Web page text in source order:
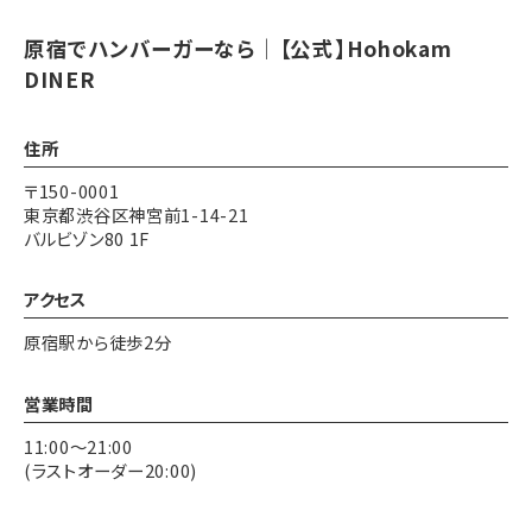
原宿でハンバーガーなら│【公式】Hohokam
DINER
住所
〒150-0001
東京都渋谷区神宮前1-14-21
バルビゾン80 1F
アクセス
原宿駅から徒歩2分
営業時間
11:00〜21:00
(ラストオーダー20:00)